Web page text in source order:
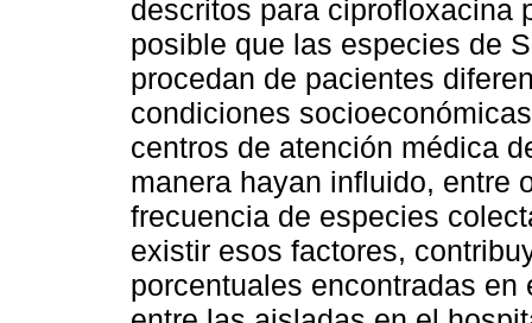
descritos para ciprofloxacina
posible que las especies de
procedan de pacientes
condiciones
centros de atención médica
manera hayan influido, entre
frecuencia de especies
existir esos factores,
porcentuales encontradas